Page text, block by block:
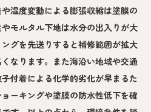
湿度変動による膨張収縮は塗膜の
モルタル下地は水分の出入りが大
グを先送りすると補修範囲が拡大
なります。また海沿い地域や交通
付着による化学的劣化が早まるた
ーキングや塗膜の防水性低下を確